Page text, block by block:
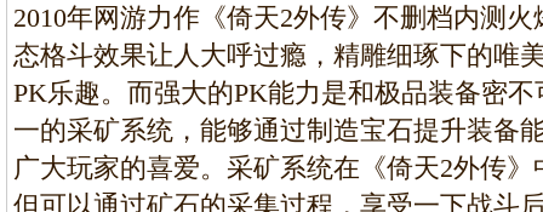
条
2010年网游力作《倚天2外传》不删档内测
态格斗效果让人大呼过瘾，精雕细琢下的唯
PK乐趣。而强大的PK能力是和极品装备密
一的采矿系统，能够通过制造宝石提升装备
广大玩家的喜爱。采矿系统在《倚天2外传
但可以通过矿石的采集过程，享受一下战斗